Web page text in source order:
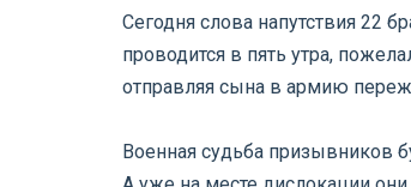
Сегодня слова напутствия 22
проводится в пять утра,
отправляя сына в армию
Военная судьба призывников